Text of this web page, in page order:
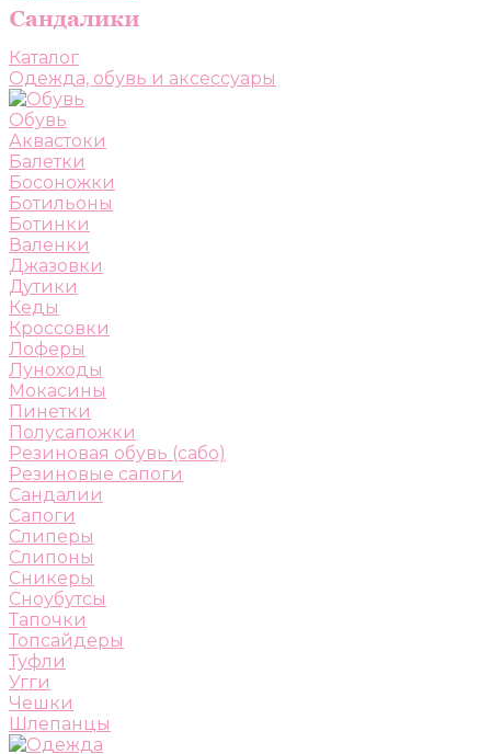
Каталог
Одежда, обувь и аксессуары
Обувь
Аквастоки
Балетки
Босоножки
Ботильоны
Ботинки
Валенки
Джазовки
Дутики
Кеды
Кроссовки
Лоферы
Луноходы
Мокасины
Пинетки
Полусапожки
Резиновая обувь (сабо)
Резиновые сапоги
Сандалии
Сапоги
Слиперы
Слипоны
Сникеры
Сноубутсы
Тапочки
Топсайдеры
Туфли
Угги
Чешки
Шлепанцы